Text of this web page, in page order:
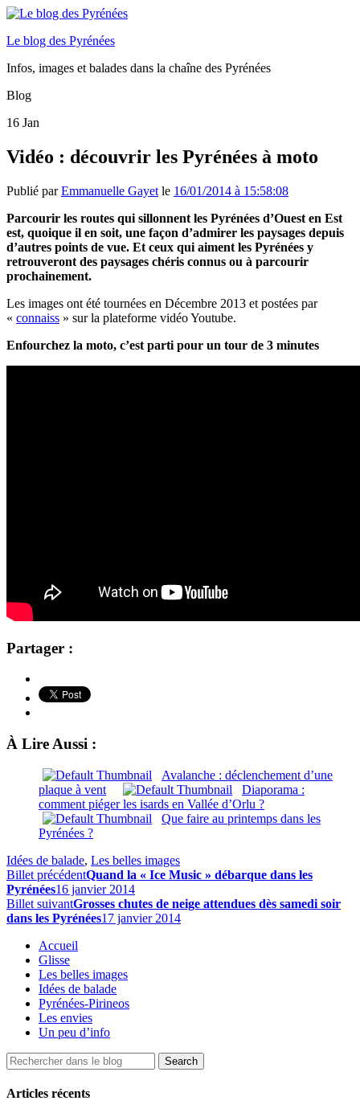
Le blog des Pyrénées
Infos, images et balades dans la chaîne des Pyrénées
Blog
16 Jan
Vidéo : découvrir les Pyrénées à moto
Publié parEmmanuelle Gayet le 16/01/2014 à 15:58:08
Parcourir les routes qui sillonnent les Pyrénées d’Ouest en Est
est, quoique il en soit, une façon d’admirer les paysages depuis
d’autres points de vue. Et ceux qui aiment les Pyrénées y
retrouveront des paysages chéris connus ou à parcourir
prochainement.
Les images ont été tournées en Décembre 2013 et postées par
« connaiss » sur la plateforme vidéo Youtube.
Enfourchez la moto, c’est parti pour un tour de 3 minutes
Partager :
À Lire Aussi :
Avalanche : déclenchement d’une
plaque à vent
Diaporama :
comment piéger les isards en Vallée d’Orlu ?
Que faire au printemps dans les
Pyrénées ?
Idées de balade, Les belles images
Billet précédentQuand la « Ice Music » débarque dans les
Pyrénées16 janvier 2014
Billet suivantGrosses chutes de neige attendues dès samedi soir
dans les Pyrénées17 janvier 2014
Accueil
Glisse
Les belles images
Idées de balade
Pyrénées-Pirineos
Les envies
Un peu d’info
Articles récents